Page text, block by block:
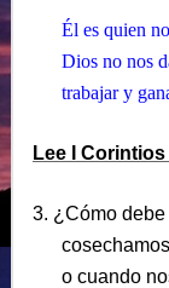
Él es quien
Dios no nos
trabajar y
Lee I Corintios
3. ¿Cómo
o cuando